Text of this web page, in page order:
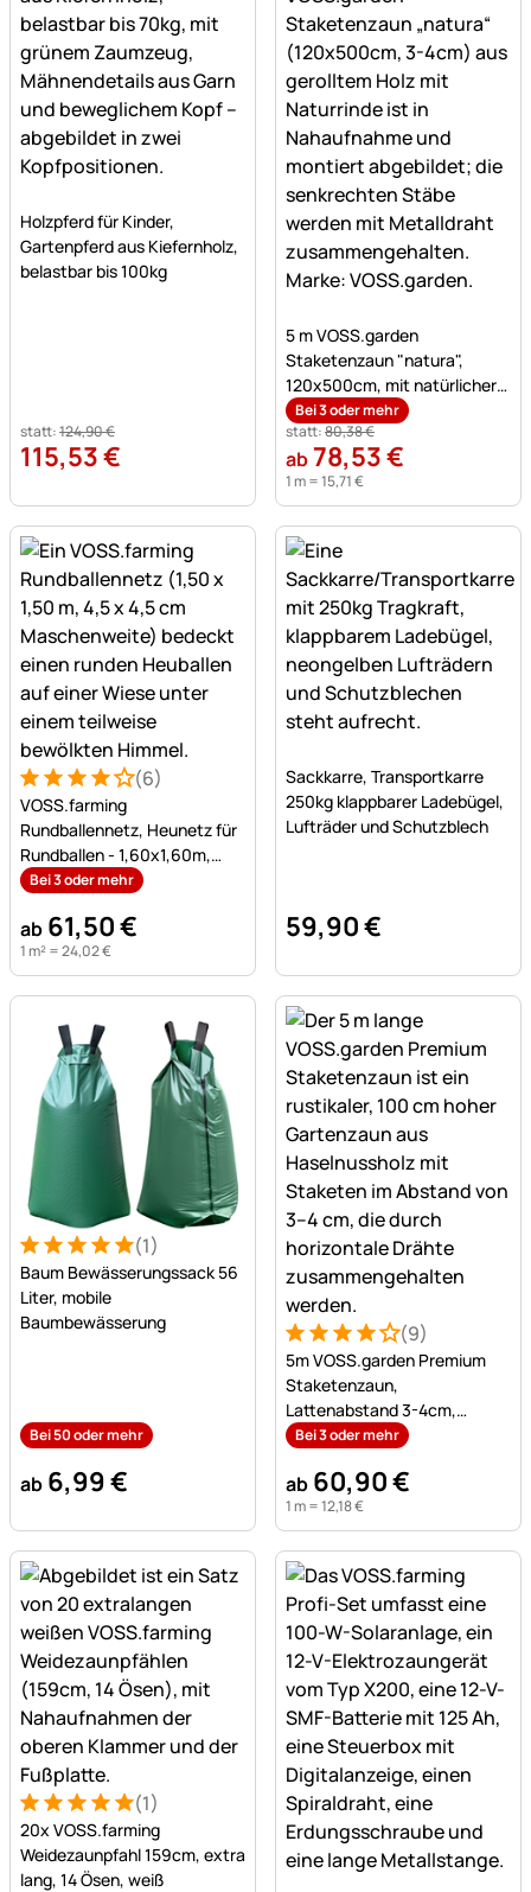
Noch keine Bewertungen abgegeben
Holzpferd für Kinder,
Gartenpferd aus Kiefernholz,
belastbar bis 100kg
statt:124,90€
115,53€
5 m VOSS.garden
Staketenzaun "natura",
120x500cm, mit natürlicher
Rinde,3-4cm
Bei 3 oder mehr
statt:80,38€
ab78,53€
1 m =15,71€
Bewertung: 4 von 5 (6 Bewertungen)
6 Bewertungen
(6)
VOSS.farming
Rundballennetz, Heunetz für
Rundballen - 1,60x1,60m,
Maschenweite 4,5x4,5cm
Bei 3 oder mehr
ab 61,50€
1 m² =24,02€
Sackkarre, Transportkarre
250kg klappbarer Ladebügel,
Lufträder und Schutzblech
59,90€
Bewertung: 5 von 5 (1 Bewertungen)
1 Bewertung (1)
Baum Bewässerungssack 56
Liter, mobile
Baumbewässerung
Bei 50 oder mehr
ab 6,99€
Bewertung: 4 von 5 (9
9 Bewertungen
(9)
5m VOSS.garden Premium
Staketenzaun,
Lattenabstand 3-4cm,
Gartenzaun aus Haselnuss,
Bei 3 oder mehr
ab 60,90€
1 m =12,18€
Bewertung: 5 von 5 (1 Bewertungen)
1 Bewertung (1)
20x VOSS.farming
Weidezaunpfahl 159cm, extra
lang, 14 Ösen, weiß